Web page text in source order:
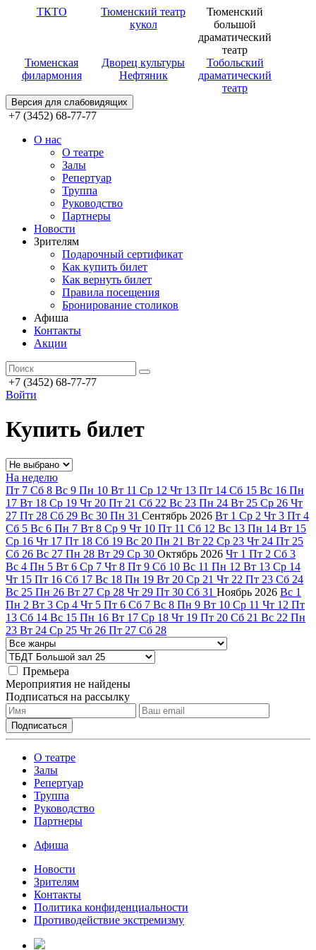
ТКТО
Тюменский театр
кукол
Тюменский
большой
драматический
театр
Тюменская
филармония
Дворец культуры
Нефтяник
Тобольский
драматический
театр
Версия для слабовидящих
+7 (3452) 68-77-77
О нас
О театре
Залы
Репертуар
Труппа
Руководство
Партнеры
Новости
Зрителям
Подарочный сертификат
Как купить билет
Как вернуть билет
Правила посещения
Бронирование столиков
Афиша
Контакты
Акции
+7 (3452) 68-77-77
Войти
Купить билет
На неделю
Пт 7 Сб 8 Вс 9 Пн 10 Вт 11 Ср 12 Чт 13 Пт 14 Сб 15 Вс 16 Пн
17 Вт 18 Ср 19 Чт 20 Пт 21 Сб 22 Вс 23 Пн 24 Вт 25 Ср 26 Чт
27 Пт 28 Сб 29 Вс 30 Пн 31 Сентябрь 2026 Вт 1 Ср 2 Чт 3 Пт 4
Сб 5 Вс 6 Пн 7 Вт 8 Ср 9 Чт 10 Пт 11 Сб 12 Вс 13 Пн 14 Вт 15
Ср 16 Чт 17 Пт 18 Сб 19 Вс 20 Пн 21 Вт 22 Ср 23 Чт 24 Пт 25
Сб 26 Вс 27 Пн 28 Вт 29 Ср 30 Октябрь 2026 Чт 1 Пт 2 Сб 3
Вс 4 Пн 5 Вт 6 Ср 7 Чт 8 Пт 9 Сб 10 Вс 11 Пн 12 Вт 13 Ср 14
Чт 15 Пт 16 Сб 17 Вс 18 Пн 19 Вт 20 Ср 21 Чт 22 Пт 23 Сб 24
Вс 25 Пн 26 Вт 27 Ср 28 Чт 29 Пт 30 Сб 31 Ноябрь 2026 Вс 1
Пн 2 Вт 3 Ср 4 Чт 5 Пт 6 Сб 7 Вс 8 Пн 9 Вт 10 Ср 11 Чт 12 Пт
13 Сб 14 Вс 15 Пн 16 Вт 17 Ср 18 Чт 19 Пт 20 Сб 21 Вс 22 Пн
23 Вт 24 Ср 25 Чт 26 Пт 27 Сб 28
Премьера
Мероприятия не найдены
Подписаться на рассылку
О театре
Залы
Репертуар
Труппа
Руководство
Партнеры
Афиша
Новости
Зрителям
Контакты
Политика конфиденциальности
Противодействие экстремизму